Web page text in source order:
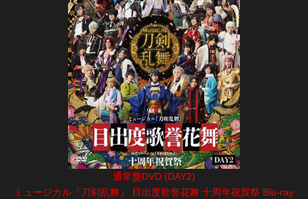
通常盤DVD (DAY2)
ミュージカル『刀剣乱舞』 目出度歌誉花舞 十周年祝賀祭 Blu-ray